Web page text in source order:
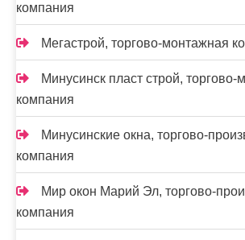
компания
Мегастрой, торгово-монтажная
Минусинск пласт строй, торгово-
компания
Минусинские окна, торгово-
компания
Мир окон Марий Эл, торгово-
компания